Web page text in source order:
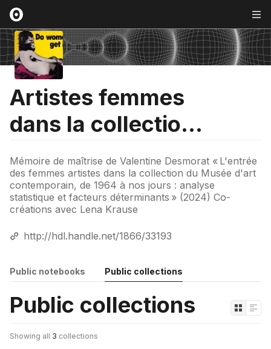
Artistes femmes
dans la collection
du MAC (1964-
2020)
Mémoire de maîtrise de Valentine Desmorat « L'entrée
des femmes artistes dans la collection du Musée d'art
contemporain, de 1964 à nos jours : analyse
statistique et facteurs déterminants » (2024) Co-
créations avec Lena Krause
http://hdl.handle.net/1866/33193
Public notebooks Public collections
Public collections
Showing all 3 collections